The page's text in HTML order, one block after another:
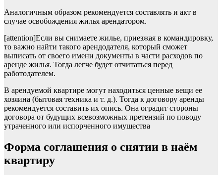
Аналогичным образом рекомендуется составлять и акт в
случае освобождения жилья арендатором.
[attention]Если вы снимаете жилье, приезжая в командировку,
то важно найти такого арендодателя, который сможет
выписать от своего имени документы в части расходов по
аренде жилья. Тогда легче будет отчитаться перед
работодателем.
В арендуемой квартире могут находиться ценные вещи ее
хозяина (бытовая техника и т. д.). Тогда к договору аренды
рекомендуется составить их опись. Она оградит стороны
договора от будущих всевозможных претензий по поводу
утраченного или испорченного имущества
Форма соглашения о снятии в наём
квартиру